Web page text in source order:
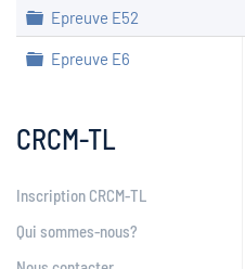
Dossier
Epreuve E52
Dossier
Epreuve E6
CRCM-TL
Inscription CRCM-TL
Qui sommes-nous?